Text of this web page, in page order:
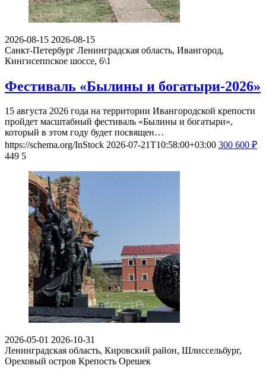
2026-08-15 2026-08-15
Санкт-Петербург Ленинградская область, Ивангород,
Кингисеппское шоссе, 6\1
Фестиваль «Былины и богатыри-2026»
15 августа 2026 года на территории Ивангородской крепости
пройдет масштабный фестиваль «Былины и богатыри»,
который в этом году будет посвящен…
https://schema.org/InStock 2026-07-21T10:58:00+03:00 300 600 ₽
449 5
2026-05-01 2026-10-31
Ленинградская область, Кировский район, Шлиссельбург,
Ореховый остров Крепость Орешек